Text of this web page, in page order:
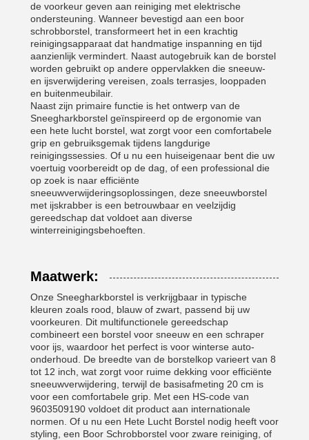
de voorkeur geven aan reiniging met elektrische
ondersteuning. Wanneer bevestigd aan een boor
schrobborstel, transformeert het in een krachtig
reinigingsapparaat dat handmatige inspanning en tijd
aanzienlijk vermindert. Naast autogebruik kan de borstel
worden gebruikt op andere oppervlakken die sneeuw-
en ijsverwijdering vereisen, zoals terrasjes, looppaden
en buitenmeubilair.
Naast zijn primaire functie is het ontwerp van de
Sneegharkborstel geïnspireerd op de ergonomie van
een hete lucht borstel, wat zorgt voor een comfortabele
grip en gebruiksgemak tijdens langdurige
reinigingssessies. Of u nu een huiseigenaar bent die uw
voertuig voorbereidt op de dag, of een professional die
op zoek is naar efficiënte
sneeuwverwijderingsoplossingen, deze sneeuwborstel
met ijskrabber is een betrouwbaar en veelzijdig
gereedschap dat voldoet aan diverse
winterreinigingsbehoeften.
Maatwerk:
Onze Sneegharkborstel is verkrijgbaar in typische
kleuren zoals rood, blauw of zwart, passend bij uw
voorkeuren. Dit multifunctionele gereedschap
combineert een borstel voor sneeuw en een schraper
voor ijs, waardoor het perfect is voor winterse auto-
onderhoud. De breedte van de borstelkop varieert van 8
tot 12 inch, wat zorgt voor ruime dekking voor efficiënte
sneeuwverwijdering, terwijl de basisafmeting 20 cm is
voor een comfortabele grip. Met een HS-code van
9603509190 voldoet dit product aan internationale
normen. Of u nu een Hete Lucht Borstel nodig heeft voor
styling, een Boor Schrobborstel voor zware reiniging, of